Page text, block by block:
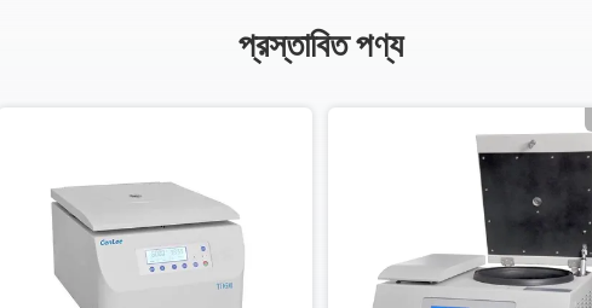
প্রস্তাবিত পণ্য